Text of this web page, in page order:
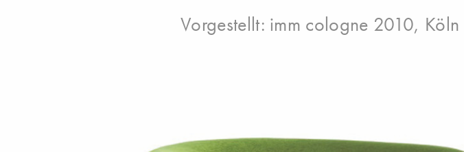
Vorgestellt: imm cologne 2010, Köln